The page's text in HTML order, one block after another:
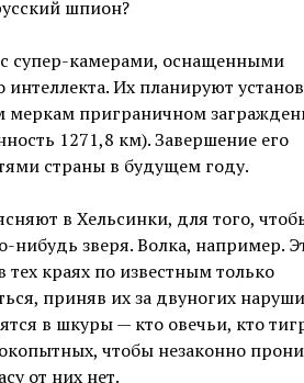
шпион?
супер-камерами, оснащенными
интеллекта. Их планируют
меркам приграничном
1271,8 км). Завершение его
страны в будущем году.
в Хельсинки, для того,
нибудь зверя. Волка, например.
краях по известным только
приняв их за двуногих
в шкуры — кто овечьи, кто
чтобы незаконно
от них нет.